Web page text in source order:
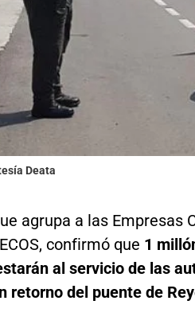
Deata
agrupa a las Empresas
confirmó que 1
al servicio de las
retorno del puente de